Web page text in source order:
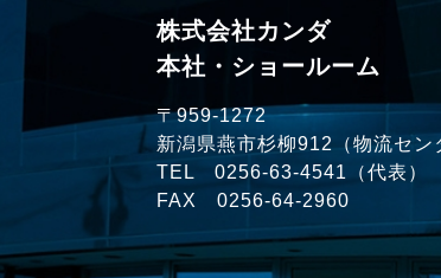
株式会社カンダ
本社・ショールーム
〒959-1272
新潟県燕市杉柳912（物流セン
TEL 0256-63-4541
（代表）
FAX 0256-64-2960